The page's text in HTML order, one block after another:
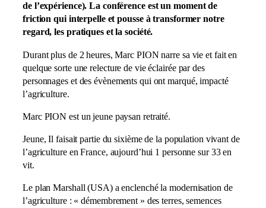
de l’expérience). La conférence est un moment de
friction qui interpelle et pousse à transformer notre
regard, les pratiques et la société.
Durant plus de 2 heures, Marc PION narre sa vie et fait en
quelque sorte une relecture de vie éclairée par des
personnages et des évènements qui ont marqué, impacté
l’agriculture.
Marc PION est un jeune paysan retraité.
Jeune, Il faisait partie du sixième de la population vivant de
l’agriculture en France, aujourd’hui 1 personne sur 33 en
vit.
Le plan Marshall (USA) a enclenché la modernisation de
l’agriculture : « démembrement » des terres, semences